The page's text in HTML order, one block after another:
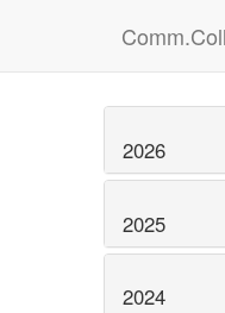
2026
2025
2024